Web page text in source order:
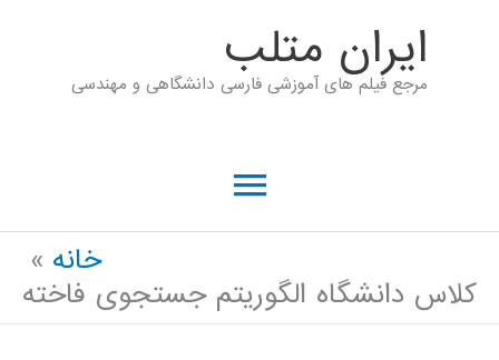
ايران متلب
مرجع فیلم های آموزشی فارسی دانشگاهی و مهندسی
فهرست
خانه
کلاس دانشگاه الگوریتم جستجوی فاخته